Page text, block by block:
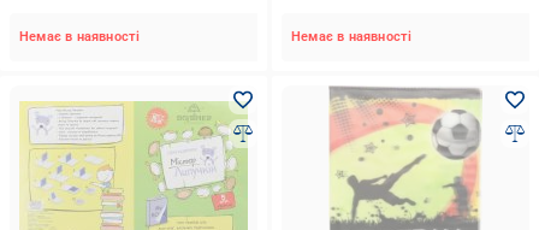
Немає в наявності Немає в наявності